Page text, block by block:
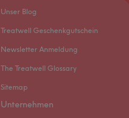
Unser Blog
Treatwell Geschenkgutschein
Newsletter Anmeldung
The Treatwell Glossary
Sitemap
Unternehmen